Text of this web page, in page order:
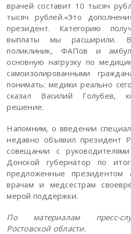
врачей составит 10 тысяч
тысяч рублей.«Это
президент. Категорию
выплаты мы расширили.
поликлиник, ФАПов и
основную нагрузку по
самоизолированными
понимать: медики реально
сказал Василий Голубев,
решение.
Напомним, о введении
недавно объявил президент
совещании с
Донской губернатор по
предложенные президентом
врачам и медсестрам
мерой поддержки.
По материалам пресс-
Ростовской области.